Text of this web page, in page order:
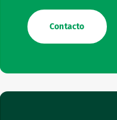
Contacto